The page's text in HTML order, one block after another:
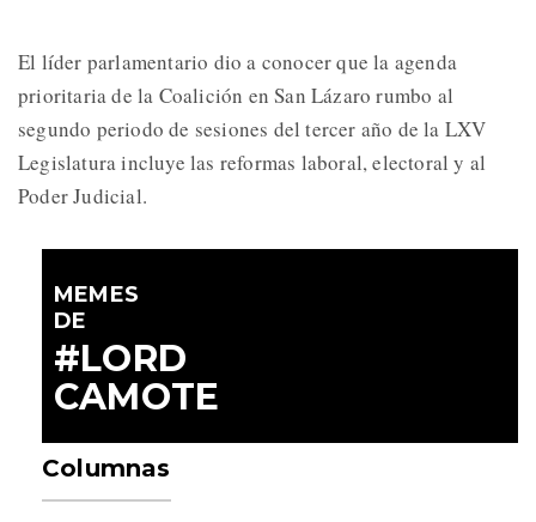
El líder parlamentario dio a conocer que la agenda
prioritaria de la Coalición en San Lázaro rumbo al
segundo periodo de sesiones del tercer año de la LXV
Legislatura incluye las reformas laboral, electoral y al
Poder Judicial.
MEMES
DE
#LORD
CAMOTE
Columnas